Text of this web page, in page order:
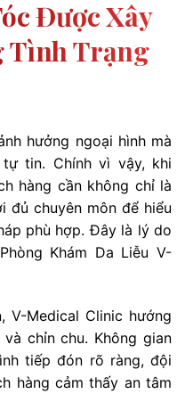
Được Xây
Tình Trạng
hưởng ngoại hình mà
tin. Chính vì vậy, khi
hàng cần không chỉ là
đủ chuyên môn để hiểu
phù hợp. Đây là lý do
Khám Da Liễu V-
V-Medical Clinic hướng
chỉn chu. Không gian
tiếp đón rõ ràng, đội
hàng cảm thấy an tâm